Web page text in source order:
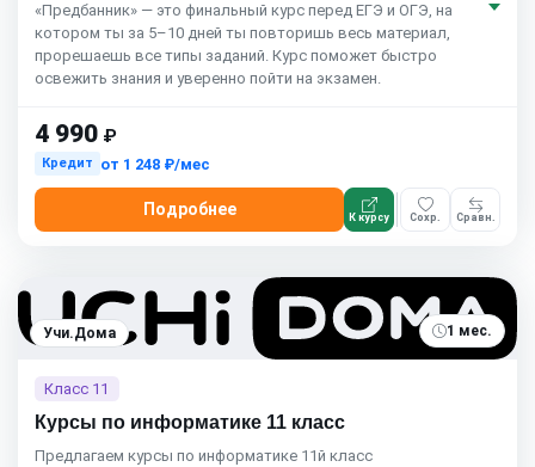
«Предбанник» — это финальный курс перед ЕГЭ и ОГЭ, на
котором ты за 5–10 дней ты повторишь весь материал,
прорешаешь все типы заданий. Курс поможет быстро
освежить знания и уверенно пойти на экзамен.
4 990 ₽
Кредит от 1 248 ₽/мес
Подробнее К курсу Сохр. Сравн.
Учи.Дома 1 мес.
Класс 11
Курсы по информатике 11 класс
Предлагаем курсы по информатике 11й класс